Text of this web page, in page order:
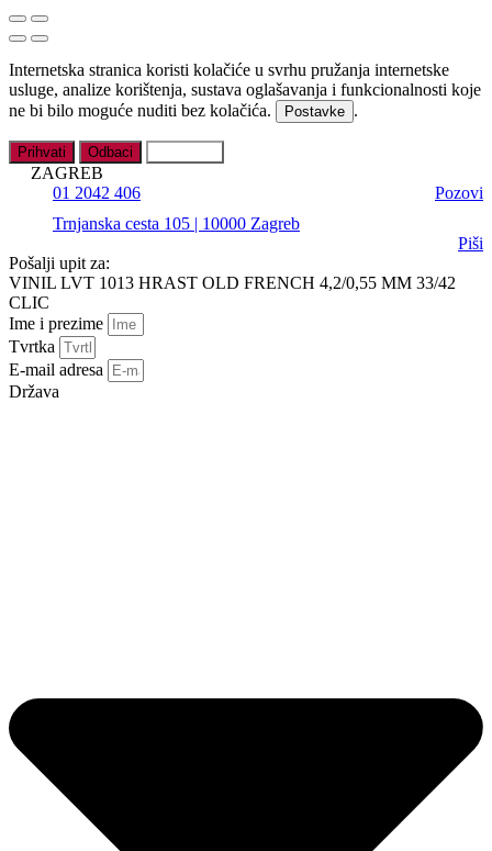
Internetska stranica koristi kolačiće u svrhu pružanja internetske
usluge, analize korištenja, sustava oglašavanja i funkcionalnosti koje
ne bi bilo moguće nuditi bez kolačića.
Postavke .
Prihvati Odbaci
ZAGREB
01 2042 406
Pozovi
Trnjanska cesta 105 | 10000 Zagreb
Piši
Pošalji upit za:
VINIL LVT 1013 HRAST OLD FRENCH 4,2/0,55 MM 33/42
CLIC
Ime i prezime
Tvrtka
E-mail adresa
Država